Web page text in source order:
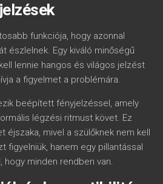
funkciója, hogy azonnal
észlelnek. Egy kiváló minőségű
lennie hangos és világos jelzést
a figyelmet a problémára.
beépített fényjelzéssel, amely
légzési ritmust követ. Ez
éjszaka, mivel a szülőknek nem kell
figyelniük, hanem egy pillantással
hogy minden rendben van.